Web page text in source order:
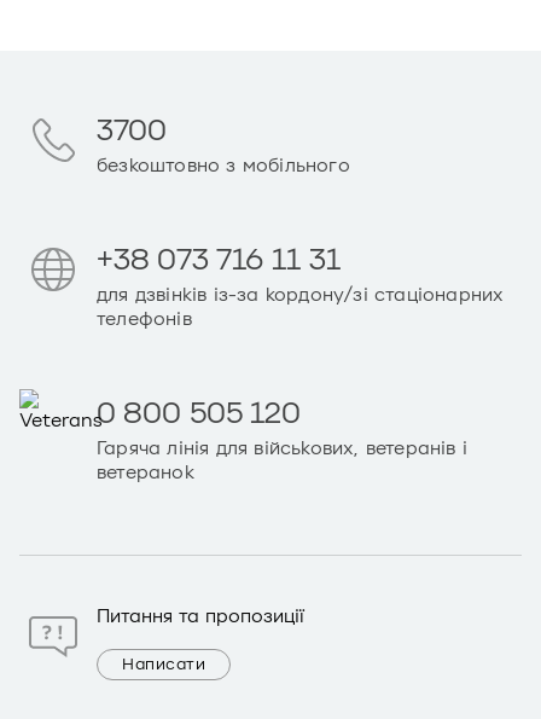
3700
безкоштовно з мобільного
+38 073 716 11 31
для дзвінків із-за кордону/зі стаціонарних
телефонів
0 800 505 120
Гаряча лінія для військових, ветеранів і
ветеранок
Питання та пропозиції
Написати